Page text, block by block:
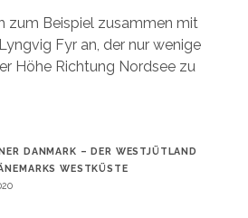
zum Beispiel zusammen mit
Fyr an, der nur wenige
Höhe Richtung Nordsee zu
DANMARK – DER WESTJÜTLAND
WESTKÜSTE